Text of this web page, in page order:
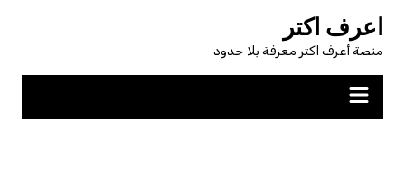
المحتوى
اعرف اكتر
منصة أعرف اكتر معرفة بلا حدود